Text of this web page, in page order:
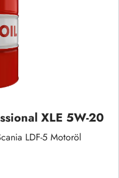
XLE 5W-20
LDF-5 Motoröl